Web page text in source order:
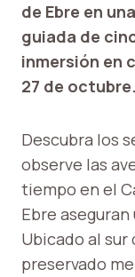
de Ebre en
guiada de
inmersión en
27 de octubre.
Descubra los
observe las
tiempo en el
Ebre
Ubicado al
preservado